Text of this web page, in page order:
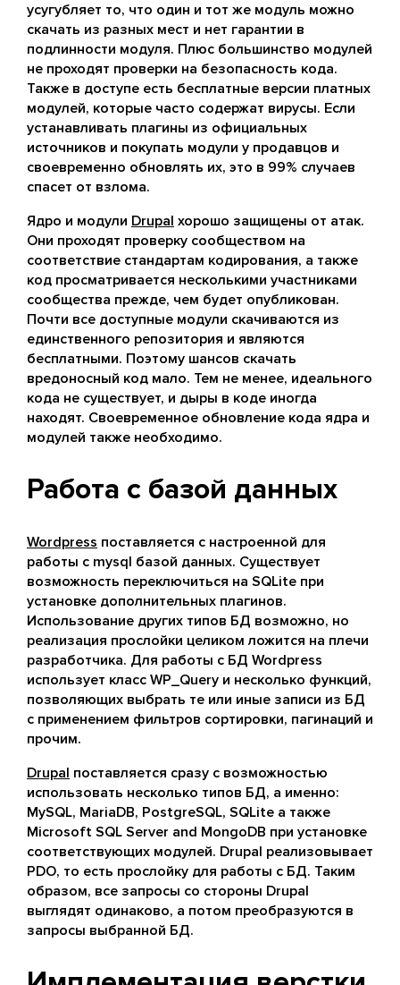
усугубляет то, что один и тот же модуль можно
скачать из разных мест и нет гарантии в
подлинности модуля. Плюс большинство модулей
не проходят проверки на безопасность кода.
Также в доступе есть бесплатные версии платных
модулей, которые часто содержат вирусы. Если
устанавливать плагины из официальных
источников и покупать модули у продавцов и
своевременно обновлять их, это в 99% случаев
спасет от взлома.
Ядро и модули Drupal хорошо защищены от атак.
Они проходят проверку сообществом на
соответствие стандартам кодирования, а также
код просматривается несколькими участниками
сообщества прежде, чем будет опубликован.
Почти все доступные модули скачиваются из
единственного репозитория и являются
бесплатными. Поэтому шансов скачать
вредоносный код мало. Тем не менее, идеального
кода не существует, и дыры в коде иногда
находят. Своевременное обновление кода ядра и
модулей также необходимо.
Работа с базой данных
Wordpress поставляется с настроенной для
работы с mysql базой данных. Существует
возможность переключиться на SQLite при
установке дополнительных плагинов.
Использование других типов БД возможно, но
реализация прослойки целиком ложится на плечи
разработчика. Для работы с БД Wordpress
использует класс WP_Query и несколько функций,
позволяющих выбрать те или иные записи из БД
с применением фильтров сортировки, пагинаций и
прочим.
Drupal поставляется сразу с возможностью
использовать несколько типов БД, а именно:
MySQL, MariaDB, PostgreSQL, SQLite а также
Microsoft SQL Server and MongoDB при установке
соответствующих модулей. Drupal реализовывает
PDO, то есть прослойку для работы с БД. Таким
образом, все запросы со стороны Drupal
выглядят одинаково, а потом преобразуются в
запросы выбранной БД.